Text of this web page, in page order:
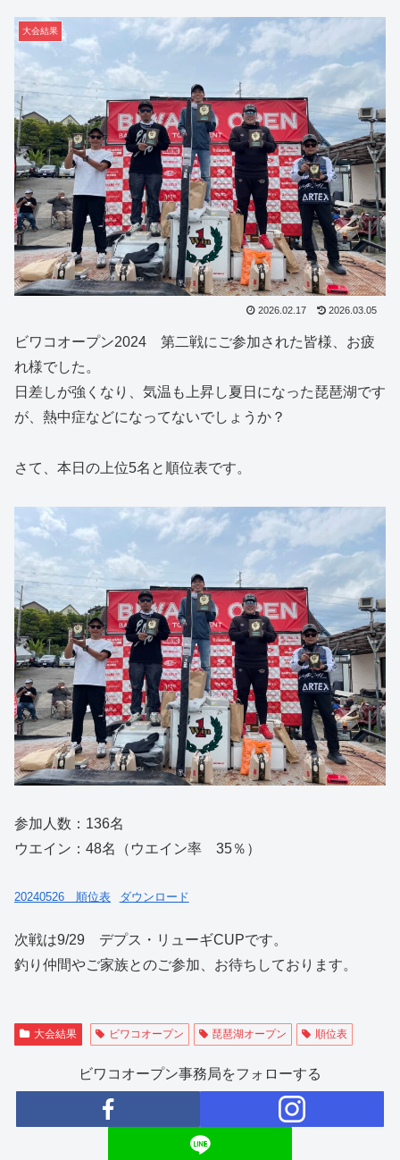
大会結果
2026.02.17 2026.03.05
ビワコオープン2024 第二戦にご参加された皆様、お疲
れ様でした。
日差しが強くなり、気温も上昇し夏日になった琵琶湖です
が、熱中症などになってないでしょうか？
さて、本日の上位5名と順位表です。
参加人数：136名
ウエイン：48名（ウエイン率 35％）
20240526 順位表 ダウンロード
次戦は9/29 デプス・リューギCUPです。
釣り仲間やご家族とのご参加、お待ちしております。
大会結果 ビワコオープン 琵琶湖オープン 順位表
ビワコオープン事務局をフォローする